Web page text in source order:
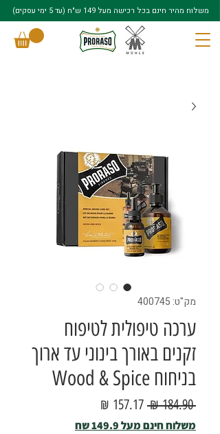
משלוח מהיר חינם בכל רכישה מעל 149 ש"ח (עד 5 ימי עסקים)
מק"ט: 400745
ערכה טיפולית לטיפוח
זקנים באורך בינוני עד ארוך
בניחוח Wood & Spice
‏184.90 ‏₪
מחיר
רגיל
מבצע
משלוח חינם מעל 149.9 שח